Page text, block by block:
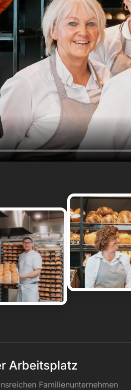
Arbeitsplatz
Familienunternehmen